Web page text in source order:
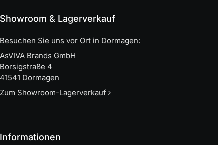
Showroom & Lagerverkauf
Besuchen Sie uns vor Ort in Dormagen:
AsVIVA Brands GmbH
Borsigstraße 4
41541 Dormagen
Zum Showroom-Lagerverkauf
Informationen